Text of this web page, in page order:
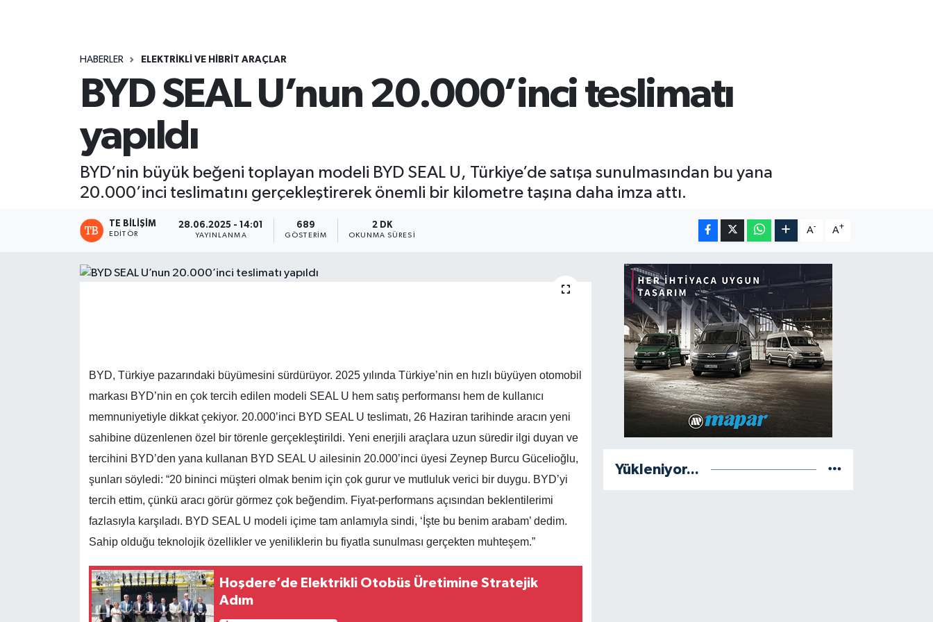
HABERLER ELEKTRİKLİ VE HİBRİT ARAÇLAR
BYD SEAL U’nun 20.000’inci teslimatı
yapıldı
BYD’nin büyük beğeni toplayan modeli BYD SEAL U, Türkiye’de satışa sunulmasından bu yana
20.000’inci teslimatını gerçekleştirerek önemli bir kilometre taşına daha imza attı.
TE BILIŞIM
EDITÖR
28.06.2025 - 14:01
YAYINLANMA
689
GÖSTERIM
2 DK
OKUNMA SÜRESI
A- A+
BYD, Türkiye pazarındaki büyümesini sürdürüyor. 2025 yılında Türkiye’nin en hızlı büyüyen otomobil
markası BYD’nin en çok tercih edilen modeli SEAL U hem satış performansı hem de kullanıcı
memnuniyetiyle dikkat çekiyor. 20.000’inci BYD SEAL U teslimatı, 26 Haziran tarihinde aracın yeni
sahibine düzenlenen özel bir törenle gerçekleştirildi. Yeni enerjili araçlara uzun süredir ilgi duyan ve
tercihini BYD’den yana kullanan BYD SEAL U ailesinin 20.000’inci üyesi Zeynep Burcu Gücelioğlu,
şunları söyledi: “20 bininci müşteri olmak benim için çok gurur ve mutluluk verici bir duygu. BYD’yi
tercih ettim, çünkü aracı görür görmez çok beğendim. Fiyat-performans açısından beklentilerimi
fazlasıyla karşıladı. BYD SEAL U modeli içime tam anlamıyla sindi, ‘İşte bu benim arabam’ dedim.
Sahip olduğu teknolojik özellikler ve yeniliklerin bu fiyatla sunulması gerçekten muhteşem.”
Hoşdere’de Elektrikli Otobüs Üretimine Stratejik
Adım
Yükleniyor...